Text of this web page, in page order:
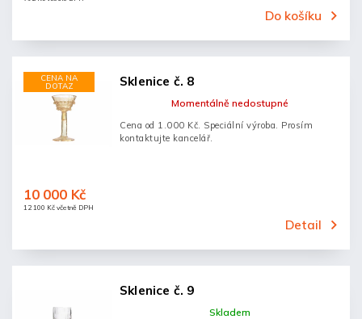
Do košíku
CENA NA
DOTAZ
Sklenice č. 8
Momentálně nedostupné
12 100 Kč včetně DPH
10 000 Kč
Detail
Cena od 1.000 Kč. Speciální výroba. Prosím
kontaktujte kancelář.
Sklenice č. 9
Skladem